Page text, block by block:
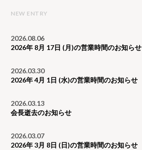
NEW ENTRY
2026.08.06
2026年 8月 17日 (月)の営業時間のお知らせ
2026.03.30
2026年 4月 1日 (水)の営業時間のお知らせ
2026.03.13
会長逝去のお知らせ
2026.03.07
2026年 3月 8日 (日)の営業時間のお知らせ